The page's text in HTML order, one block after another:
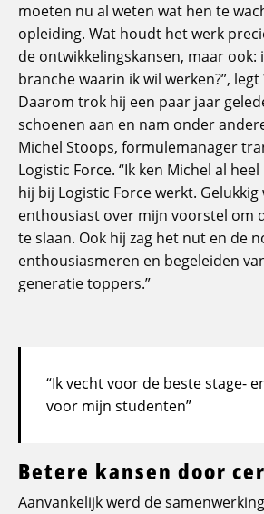
moeten nu al weten wat hen te
opleiding. Wat houdt het werk
de ontwikkelingskansen, maar ook:
branche waarin ik wil werken?”,
Daarom trok hij een paar jaar
schoenen aan en nam onder
Michel Stoops, formulemanager
Logistic Force. “Ik ken Michel al
hij bij Logistic Force werkt.
enthousiast over mijn voorstel om
te slaan. Ook hij zag het nut en de
enthousiasmeren en begeleiden
generatie toppers.”
Ik vecht voor de beste stage-
voor mijn studenten
Betere kansen door
Aanvankelijk werd de